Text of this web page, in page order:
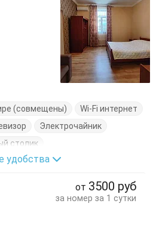
(совмещены)
Wi-Fi интернет
Электрочайник
столик
Посуда Тумбочки
удобства
от 3500 руб
за номер за 1 сутки